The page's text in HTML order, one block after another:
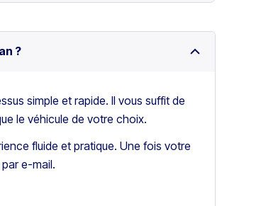
?
simple et rapide. Il vous suffit de
le véhicule de votre choix.
fluide et pratique. Une fois votre
e-mail.